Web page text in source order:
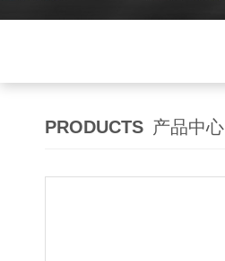
PRODUCTS 产品中心